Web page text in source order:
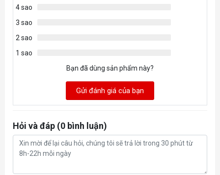
Kích thước
Công suất
Từ 220 W
Kết nối
nguồn
4 sao
3 sao
2 sao
1 sao
Bạn đã dùng sản phẩm này?
Gửi đánh giá của bạn
Hỏi và đáp (0 bình luận)